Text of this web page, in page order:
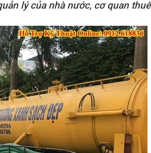
lý của nhà nước, cơ quan